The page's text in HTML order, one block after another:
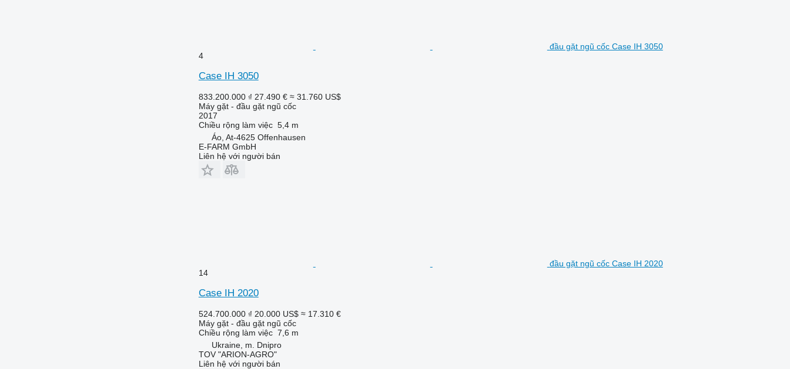
đầu gặt ngũ cốc Case IH 3050
4
Case IH 3050
833.200.000 ₫ 27.490 € ≈ 31.760 US$
Máy gặt - đầu gặt ngũ cốc
2017
Chiều rộng làm việc 5,4 m
Áo, At-4625 Offenhausen
E-FARM GmbH
Liên hệ với người bán
đầu gặt ngũ cốc Case IH 2020
14
Case IH 2020
524.700.000 ₫ 20.000 US$ ≈ 17.310 €
Máy gặt - đầu gặt ngũ cốc
Chiều rộng làm việc 7,6 m
Ukraine, m. Dnipro
TOV "ARION-AGRO"
Liên hệ với người bán